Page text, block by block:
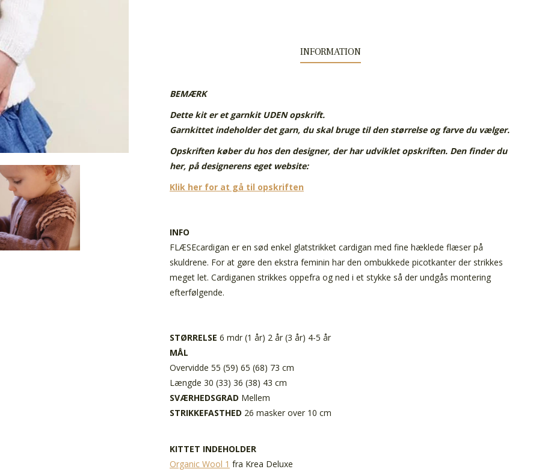
INFORMATION
BEMÆRK
Dette kit er et garnkit UDEN opskrift.
Garnkittet indeholder det garn, du skal bruge til den størrelse og farve du vælger.
Opskriften køber du hos den designer, der har udviklet opskriften. Den finder du
her, på designerens eget website:
Klik her for at gå til opskriften
INFO
FLÆSEcardigan er en sød enkel glatstrikket cardigan med fine hæklede flæser på
skuldrene. For at gøre den ekstra feminin har den ombukkede picotkanter der strikkes
meget let. Cardiganen strikkes oppefra og ned i et stykke så der undgås montering
efterfølgende.
STØRRELSE 6 mdr (1 år) 2 år (3 år) 4-5 år
MÅL
Overvidde 55 (59) 65 (68) 73 cm
Længde 30 (33) 36 (38) 43 cm
SVÆRHEDSGRAD Mellem
STRIKKEFASTHED 26 masker over 10 cm
KITTET INDEHOLDER
Organic Wool 1 fra Krea Deluxe